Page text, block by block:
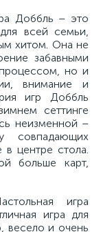
Доббль – это
всей семьи,
хитом. Она не
забавными
но и
внимание и
игр Доббль
сеттинге
неизменной –
совпадающих
в центре стола.
больше карт,
игра
игра для
весело и очень